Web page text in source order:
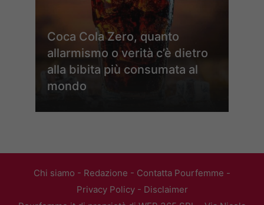
Coca Cola Zero, quanto
allarmismo o verità c’è dietro
alla bibita più consumata al
mondo
Chi siamo - Redazione - Contatta Pourfemme -
Privacy Policy- Disclaimer